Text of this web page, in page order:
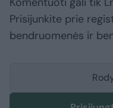
Prisijunkite prie
bendruomenės ir